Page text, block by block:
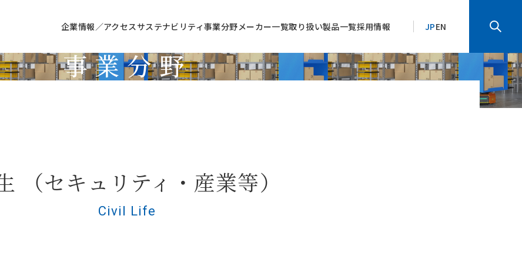
企業情報／アクセスサステナビリティ事業分野メーカー一覧取り扱い製品一覧採用情報 JPEN
事業分野
（セキュリティ・産業等）
Civil Life